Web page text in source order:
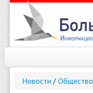
Новости / Общество